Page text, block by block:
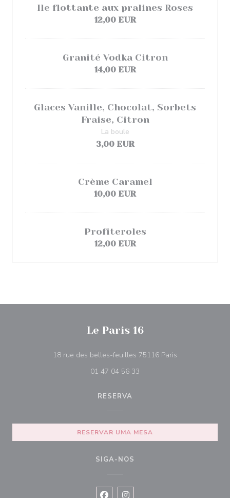
Ile flottante aux pralines Roses
12,00 EUR
Granité Vodka Citron
14,00 EUR
Glaces Vanille, Chocolat, Sorbets
Fraise, Citron
3,00 EUR
La boule
Crème Caramel
10,00 EUR
Profiteroles
12,00 EUR
Le Paris 16
18 rue des belles-feuilles 75116 Paris
01 47 04 56 33
RESERVA
RESERVAR UMA MESA
SIGA-NOS